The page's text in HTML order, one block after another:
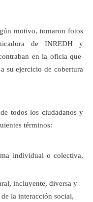
motivo, tomaron fotos
de INREDH y
en la oficia que
su ejercicio de cobertura
todos los ciudadanos y
términos:
individual o colectiva,
incluyente, diversa y
la interacción social,